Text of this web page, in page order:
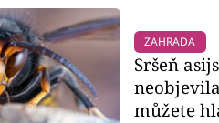
ZAHRADA
Sršeň
můžete